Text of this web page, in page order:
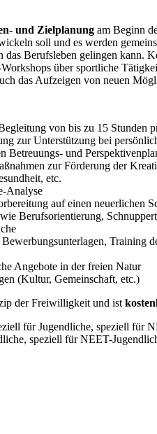
und Zielplanung am Beginn
soll und es werden
Berufsleben gelingen kann.
über sportliche
das Aufzeigen von neuen
von bis zu 15 Stunden
zur Unterstützung bei
Betreuungs- und
zur Förderung der
etc.
Analyse
auf einen neuerlichen
Berufsorientierung,
Training
Angebote in der freien Natur
(Kultur, Gemeinschaft, etc.)
der Freiwilligkeit und ist
für Jugendliche, speziell für
speziell für NEET-